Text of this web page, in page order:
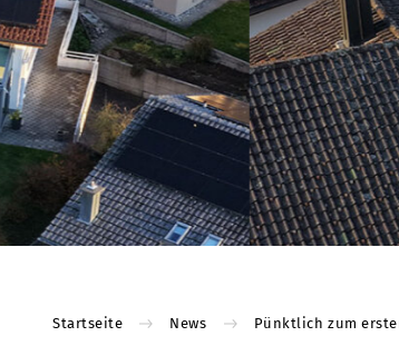
Startseite News Pünktlich zum